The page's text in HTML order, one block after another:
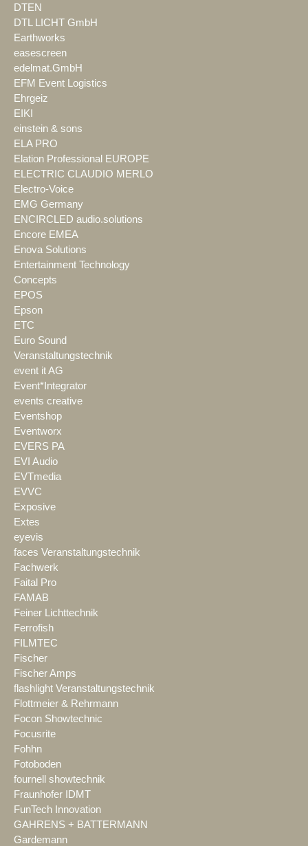
DTEN
DTL LICHT GmbH
Earthworks
easescreen
edelmat.GmbH
EFM Event Logistics
Ehrgeiz
EIKI
einstein & sons
ELA PRO
Elation Professional EUROPE
ELECTRIC CLAUDIO MERLO
Electro-Voice
EMG Germany
ENCIRCLED audio.solutions
Encore EMEA
Enova Solutions
Entertainment Technology
Concepts
EPOS
Epson
ETC
Euro Sound
Veranstaltungstechnik
event it AG
Event*Integrator
events creative
Eventshop
Eventworx
EVERS PA
EVI Audio
EVTmedia
EVVC
Exposive
Extes
eyevis
faces Veranstaltungstechnik
Fachwerk
Faital Pro
FAMAB
Feiner Lichttechnik
Ferrofish
FILMTEC
Fischer
Fischer Amps
flashlight Veranstaltungstechnik
Flottmeier & Rehrmann
Focon Showtechnic
Focusrite
Fohhn
Fotoboden
fournell showtechnik
Fraunhofer IDMT
FunTech Innovation
GAHRENS + BATTERMANN
Gardemann